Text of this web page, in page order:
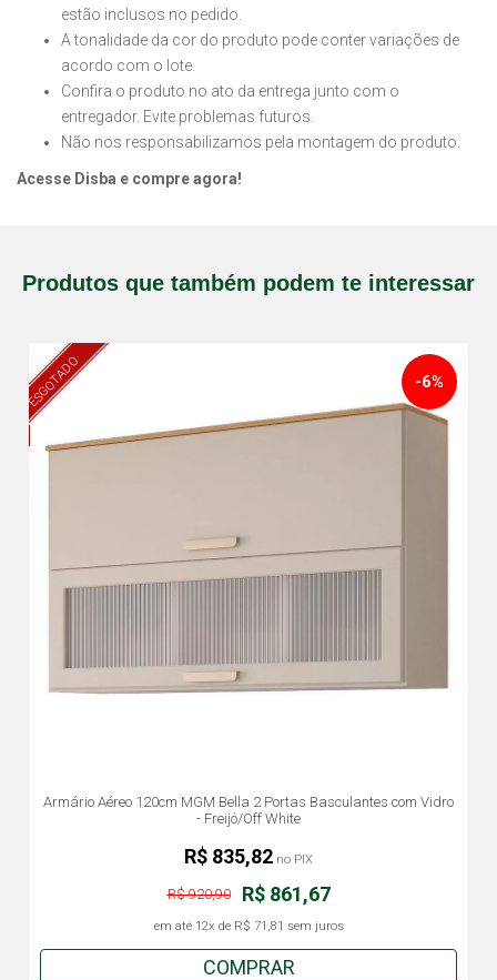
estão inclusos no pedido.
A tonalidade da cor do produto pode conter variações de
acordo com o lote.
Confira o produto no ato da entrega junto com o
entregador. Evite problemas futuros.
Não nos responsabilizamos pela montagem do produto.
Acesse Disba e compre agora!
Produtos que também podem te interessar
ESGOTADO
Armário Aéreo 120cm MGM Bella 2 Portas Basculantes com Vidro
- Freijó/Off White
-6%
R$ 861,67
R$ 920,90
em até 12x de R$ 71,81 sem juros
R$ 835,82 no PIX
COMPRAR